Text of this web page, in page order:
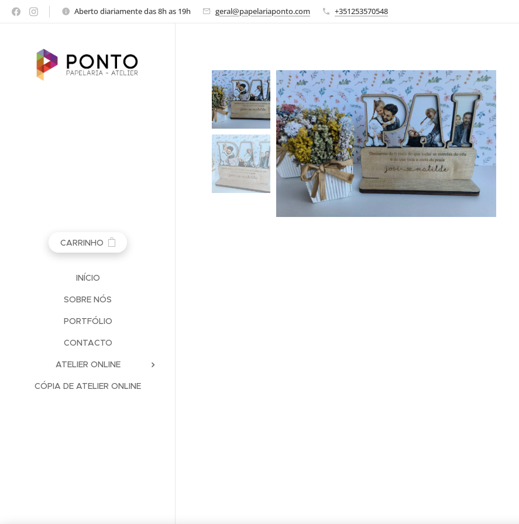
Aberto diariamente das 8h as 19h geral@papelariaponto.com +351253570548
CARRINHO
INÍCIO
SOBRE NÓS
PORTFÓLIO
CONTACTO
ATELIER ONLINE
CÓPIA DE ATELIER ONLINE